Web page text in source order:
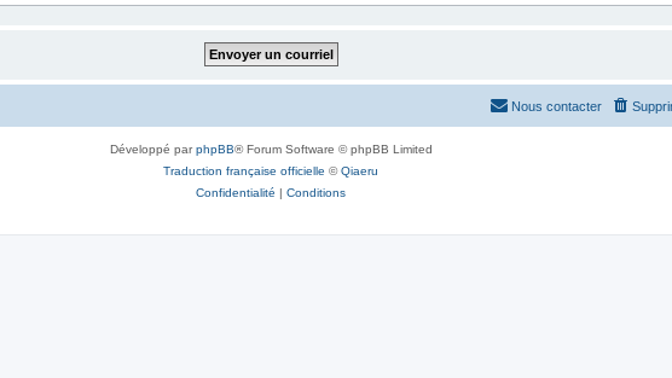
Nous contacter
Développé parphpBB® Forum Software © phpBB Limited
Traduction française officielle ©Qiaeru
Confidentialité | Conditions